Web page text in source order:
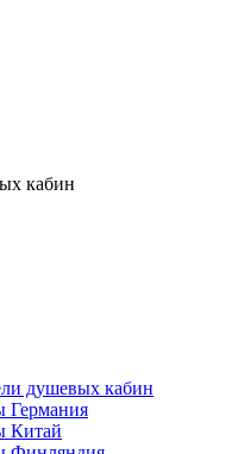
кабин
душевых кабин
Германия
Китай